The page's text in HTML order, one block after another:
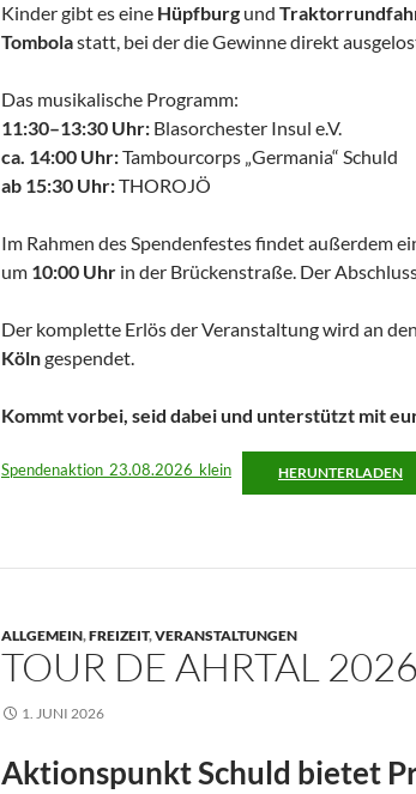
Kinder gibt es eine Hüpfburg und
Tombolastatt, bei der die Gewinne direkt
Das musikalische Programm:
11:30–13:30 Uhr: Blasorchester Insul e.V.
ca. 14:00 Uhr:Tambourcorps „Germania“ Schuld
ab 15:30 Uhr:THOROJÖ
Im Rahmen des Spendenfestes findet außerdem
um 10:00 Uhr in der Brückenstraße. Der
Der komplette Erlös der Veranstaltung wird an den
Kölngespendet.
Kommt vorbei, seid dabei und unterstützt mit
Spendenaktion_23.08.2026_klein HERUNTERLADEN
ALLGEMEIN,FREIZEIT,VERANSTALTUNGEN
TOUR DE AHRTAL 2026
1. JUNI 2026
Aktionspunkt Schuld bietet